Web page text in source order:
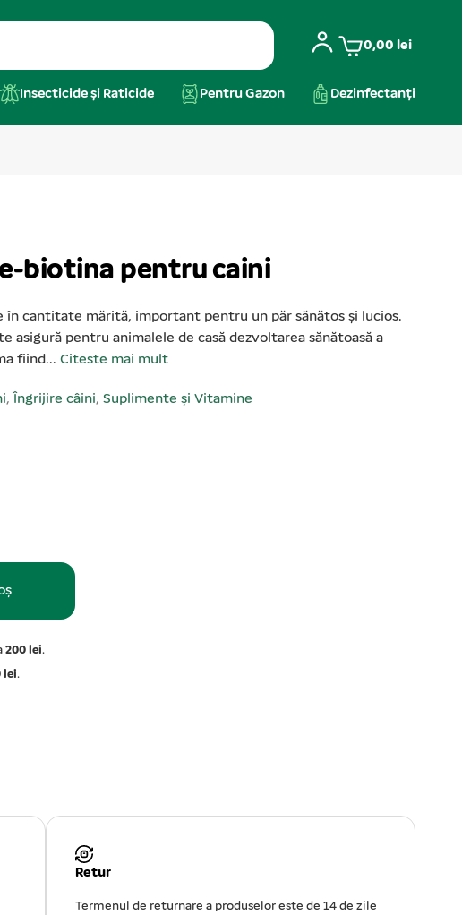
0,00 lei
Insecticide și Raticide Pentru Gazon Dezinfectanți
biotina pentru caini
în cantitate mărită, important pentru un păr sănătos și lucios.
asigură pentru animalele de casă dezvoltarea sănătoasă a
fiind... Citeste mai mult
, Îngrijire câini, Suplimente și Vitamine
200 lei.
lei.
Retur
Termenul de returnare a produselor este de 14 de zile